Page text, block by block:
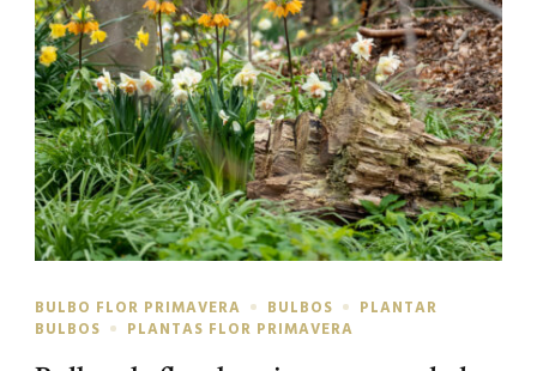
BULBO FLOR PRIMAVERA BULBOS
PLANTAR
BULBOS
PLANTAS FLOR PRIMAVERA